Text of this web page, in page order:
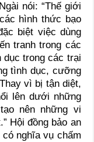
nói: “Thế giới
hình thức bạo
biệt việc dùng
tranh trong các
dục trong các trại
tình dục, cưỡng
vì bị tận diệt,
lên dưới những
nên những vi
Hội đồng bảo an
nghĩa vụ chấm